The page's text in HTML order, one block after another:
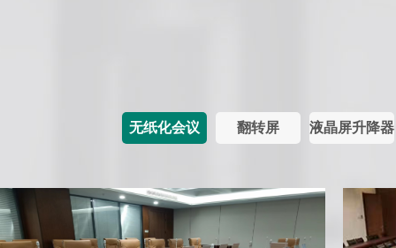
无纸化会议 翻转屏 液晶屏升降器